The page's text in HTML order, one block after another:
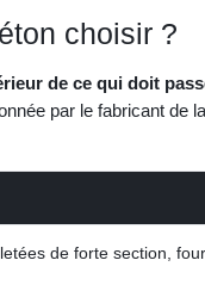
choisir ?
de ce qui doit
par le fabricant de
de forte section,